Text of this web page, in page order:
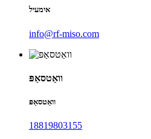
אימעיל
info@rf-miso.com
וואַטסאַפּ
וואַטסאַפּ
18819803155